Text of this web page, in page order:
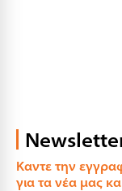
Καντε την
για τα νέα μας